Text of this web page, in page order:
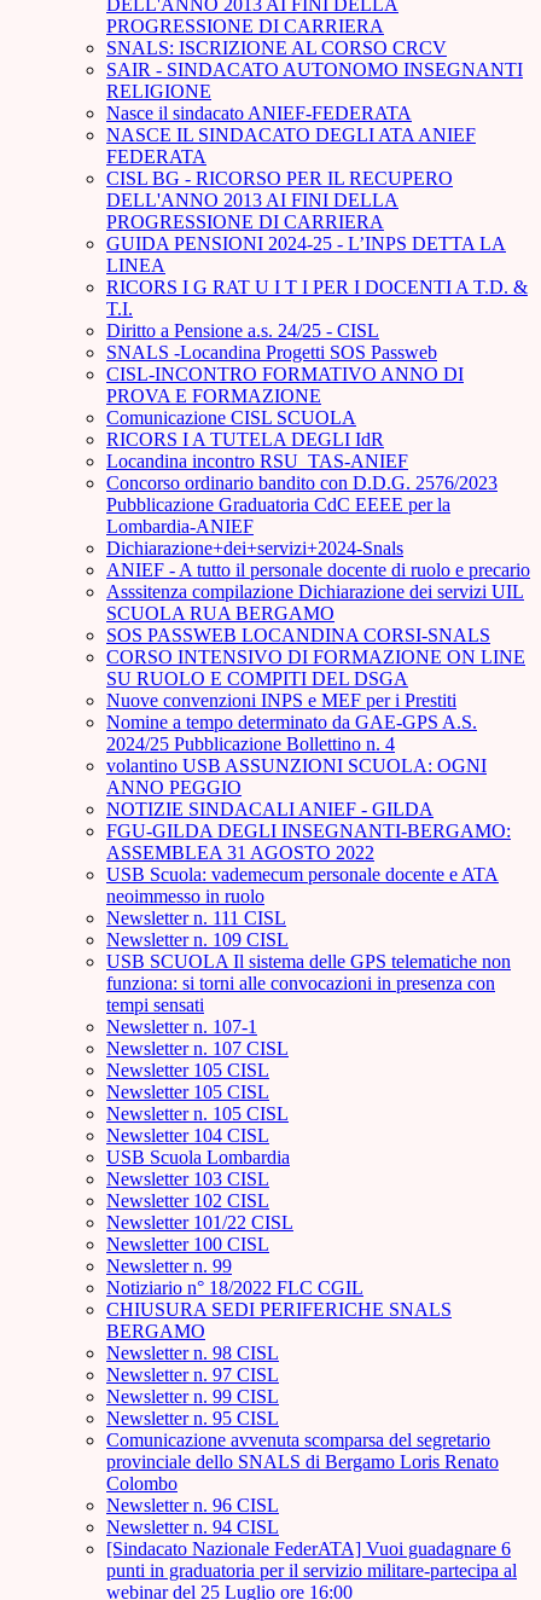
DELL'ANNO 2013 AI FINI DELLA
PROGRESSIONE DI CARRIERA
SNALS: ISCRIZIONE AL CORSO CRCV
SAIR - SINDACATO AUTONOMO INSEGNANTI
RELIGIONE
Nasce il sindacato ANIEF-FEDERATA
NASCE IL SINDACATO DEGLI ATA ANIEF
FEDERATA
CISL BG - RICORSO PER IL RECUPERO
DELL'ANNO 2013 AI FINI DELLA
PROGRESSIONE DI CARRIERA
GUIDA PENSIONI 2024-25 - L’INPS DETTA LA
LINEA
RICORS I G RAT U I T I PER I DOCENTI A T.D. &
T.I.
Diritto a Pensione a.s. 24/25 - CISL
SNALS -Locandina Progetti SOS Passweb
CISL-INCONTRO FORMATIVO ANNO DI
PROVA E FORMAZIONE
Comunicazione CISL SCUOLA
RICORS I A TUTELA DEGLI IdR
Locandina incontro RSU_TAS-ANIEF
Concorso ordinario bandito con D.D.G. 2576/2023
Pubblicazione Graduatoria CdC EEEE per la
Lombardia-ANIEF
Dichiarazione+dei+servizi+2024-Snals
ANIEF - A tutto il personale docente di ruolo e precario
Asssitenza compilazione Dichiarazione dei servizi UIL
SCUOLA RUA BERGAMO
SOS PASSWEB LOCANDINA CORSI-SNALS
CORSO INTENSIVO DI FORMAZIONE ON LINE
SU RUOLO E COMPITI DEL DSGA
Nuove convenzioni INPS e MEF per i Prestiti
Nomine a tempo determinato da GAE-GPS A.S.
2024/25 Pubblicazione Bollettino n. 4
volantino USB ASSUNZIONI SCUOLA: OGNI
ANNO PEGGIO
NOTIZIE SINDACALI ANIEF - GILDA
FGU-GILDA DEGLI INSEGNANTI-BERGAMO:
ASSEMBLEA 31 AGOSTO 2022
USB Scuola: vademecum personale docente e ATA
neoimmesso in ruolo
Newsletter n. 111 CISL
Newsletter n. 109 CISL
USB SCUOLA Il sistema delle GPS telematiche non
funziona: si torni alle convocazioni in presenza con
tempi sensati
Newsletter n. 107-1
Newsletter n. 107 CISL
Newsletter 105 CISL
Newsletter 105 CISL
Newsletter n. 105 CISL
Newsletter 104 CISL
USB Scuola Lombardia
Newsletter 103 CISL
Newsletter 102 CISL
Newsletter 101/22 CISL
Newsletter 100 CISL
Newsletter n. 99
Notiziario n° 18/2022 FLC CGIL
CHIUSURA SEDI PERIFERICHE SNALS
BERGAMO
Newsletter n. 98 CISL
Newsletter n. 97 CISL
Newsletter n. 99 CISL
Newsletter n. 95 CISL
Comunicazione avvenuta scomparsa del segretario
provinciale dello SNALS di Bergamo Loris Renato
Colombo
Newsletter n. 96 CISL
Newsletter n. 94 CISL
[Sindacato Nazionale FederATA] Vuoi guadagnare 6
punti in graduatoria per il servizio militare-partecipa al
webinar del 25 Luglio ore 16:00